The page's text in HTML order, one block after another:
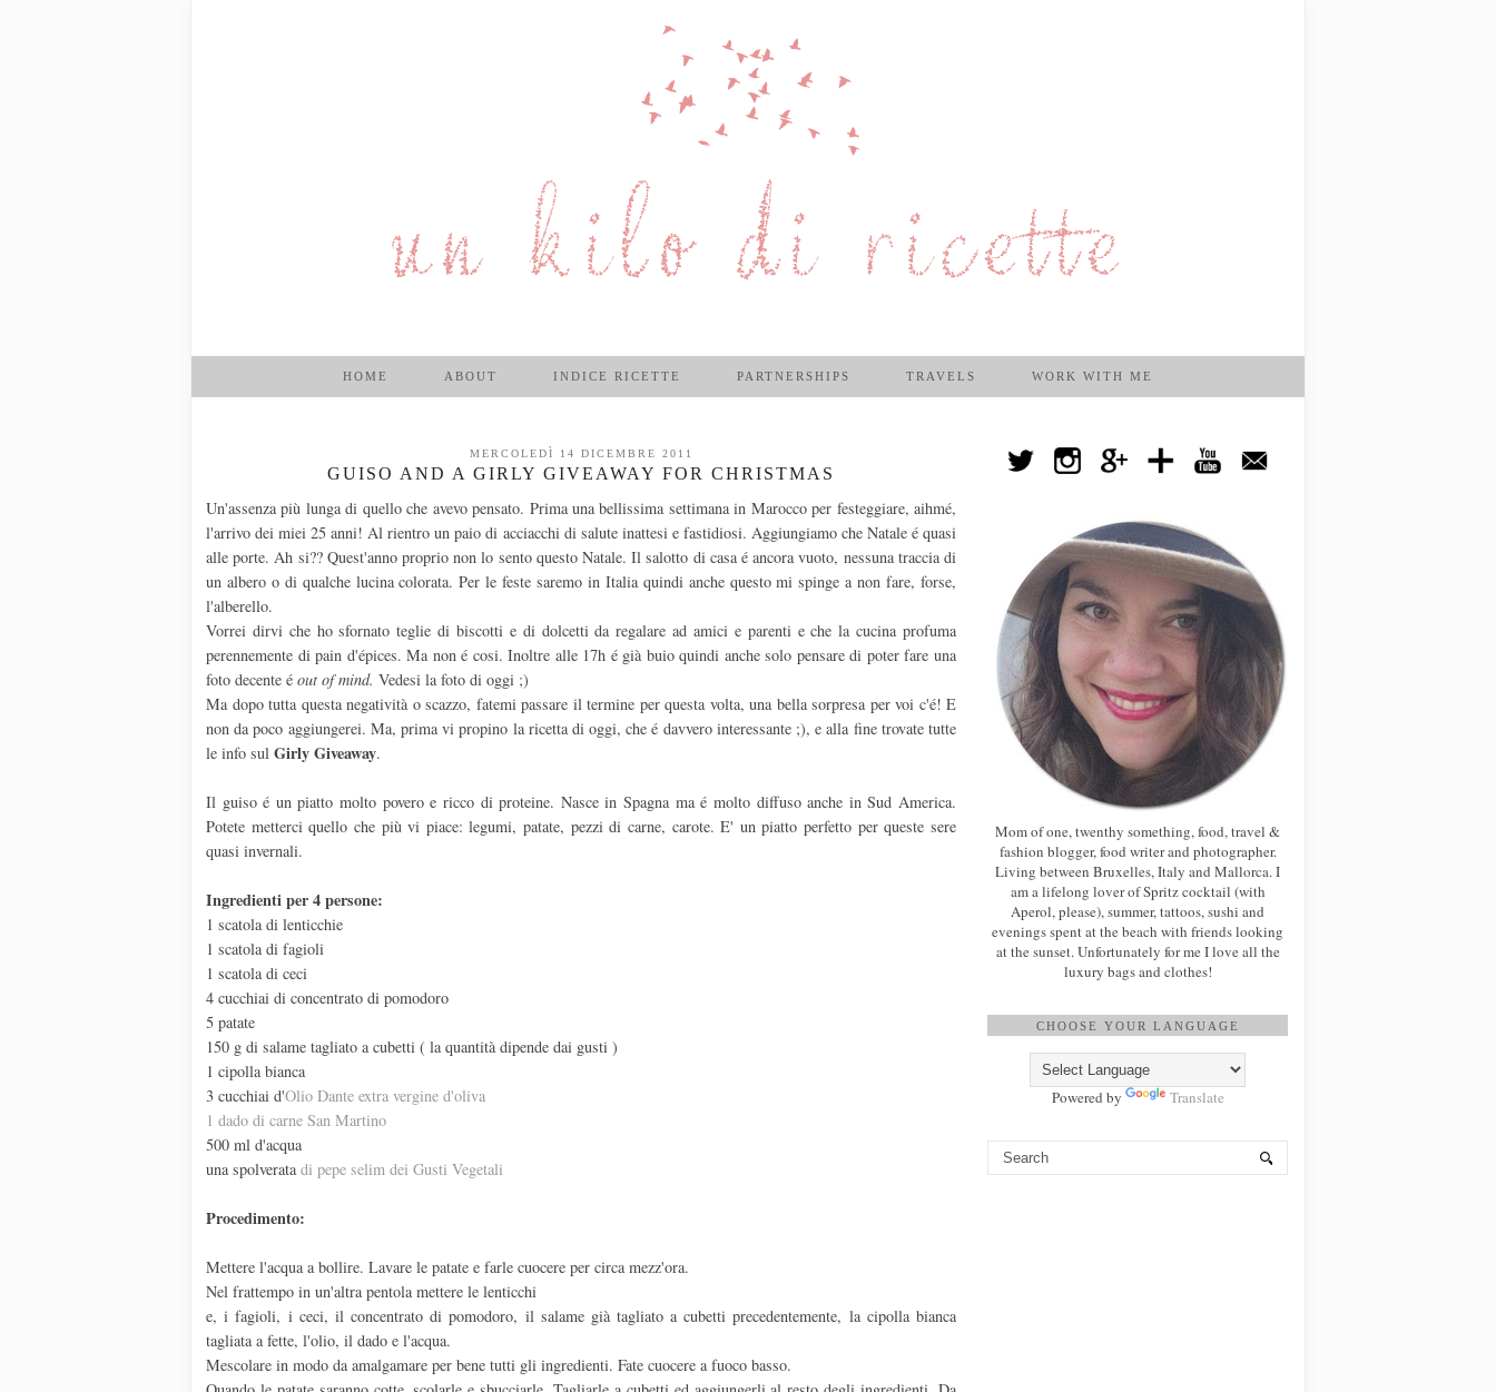
HOME ABOUT INDICE RICETTE PARTNERSHIPS TRAVELS WORK WITH ME
MERCOLEDÌ 14 DICEMBRE 2011
GUISO AND A GIRLY GIVEAWAY FOR CHRISTMAS
Un'assenza più lunga di quello che avevo pensato. Prima una bellissima settimana in Marocco per festeggiare, aihmé,
l'arrivo dei miei 25 anni! Al rientro un paio di acciacchi di salute inattesi e fastidiosi. Aggiungiamo che Natale é quasi
alle porte. Ah si?? Quest'anno proprio non lo sento questo Natale. Il salotto di casa é ancora vuoto, nessuna traccia di
un albero o di qualche lucina colorata. Per le feste saremo in Italia quindi anche questo mi spinge a non fare, forse,
l'alberello.
Vorrei dirvi che ho sfornato teglie di biscotti e di dolcetti da regalare ad amici e parenti e che la cucina profuma
perennemente di pain d'épices. Ma non é cosi. Inoltre alle 17h é già buio quindi anche solo pensare di poter fare una
foto decente é out of mind. Vedesi la foto di oggi ;)
Ma dopo tutta questa negatività o scazzo, fatemi passare il termine per questa volta, una bella sorpresa per voi c'é! E
non da poco aggiungerei. Ma, prima vi propino la ricetta di oggi, che é davvero interessante ;), e alla fine trovate tutte
le info sul GirlyGiveaway.
Il guiso é un piatto molto povero e ricco di proteine. Nasce in Spagna ma é molto diffuso anche in Sud America.
Potete metterci quello che più vi piace: legumi, patate, pezzi di carne, carote. E' un piatto perfetto per queste sere
quasi invernali.
Ingredienti per 4 persone:
1 scatola di lenticchie
1 scatola di fagioli
1 scatola di ceci
4 cucchiai di concentrato di pomodoro
5 patate
150 g di salame tagliato a cubetti ( la quantità dipende dai gusti )
1 cipolla bianca
3 cucchiai d'Olio Dante extra vergine d'oliva
1 dado di carne San Martino
500 ml d'acqua
una spolveratadi pepe selim dei Gusti Vegetali
Procedimento:
Mettere l'acqua a bollire. Lavare le patate e farle cuocere per circa mezz'ora.
Nel frattempo in un'altra pentola mettere le lenticchi
e, i fagioli, i ceci, il concentrato di pomodoro, il salame già tagliato a cubetti precedentemente, la cipolla bianca
tagliata a fette, l'olio, il dado e l'acqua.
Mescolare in modo da amalgamare per bene tutti gli ingredienti. Fate cuocere a fuoco basso.
Mom of one, twenthy something, food, travel &
fashion blogger, food writer and photographer.
Living between Bruxelles, Italy and Mallorca. I
am a lifelong lover of Spritz cocktail (with
Aperol, please), summer, tattoos, sushi and
evenings spent at the beach with friends looking
at the sunset. Unfortunately for me I love all the
luxury bags and clothes!
CHOOSE YOUR LANGUAGE
Powered by Translate